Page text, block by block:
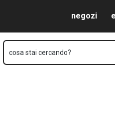
negozi
cosa stai cercando?